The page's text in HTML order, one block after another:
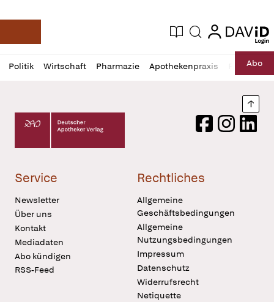
Deutsche Apotheker Zeitung
Aktuelle Ausgabe
Suche login
login
Politik Wirtschaft Pharmazie Apothekenpraxis RechtAbo
Profil
öffnen
Daz
Pur
Deutscher Apotheker Verlag Logo
FacebookInstagram
Service
Newsletter
Über uns
Kontakt
Mediadaten
Abo kündigen
RSS-Feed
Rechtliches
Allgemeine
Geschäftsbedingungen
Allgemeine
Nutzungsbedingungen
Impressum
Datenschutz
Widerrufsrecht
Netiquette